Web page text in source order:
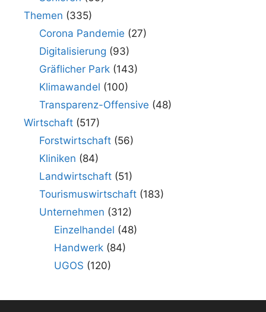
Themen (335)
Corona Pandemie (27)
Digitalisierung (93)
Gräflicher Park(143)
Klimawandel (100)
Transparenz-Offensive (48)
Wirtschaft (517)
Forstwirtschaft(56)
Kliniken (84)
Landwirtschaft(51)
Tourismuswirtschaft(183)
Unternehmen (312)
Einzelhandel (48)
Handwerk (84)
UGOS (120)